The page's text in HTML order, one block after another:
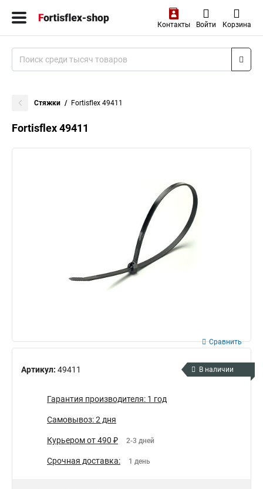
Контакты Войти Корзина
Стяжки Fortisflex 49411
Fortisflex 49411
Артикул: 49411
Сравнить
В наличии
Гарантия производителя: 1 год
Самовывоз: 2 дня
Курьером от 490 ₽ 2-3 дней
Срочная доставка: 1 день